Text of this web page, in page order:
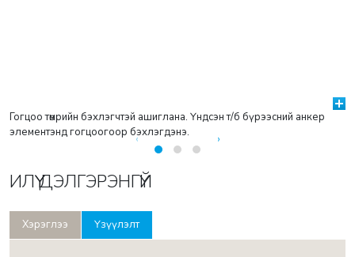
‹ ›
Гогцоо төмрийн бэхлэгчтэй ашиглана. Үндсэн т/б бүрээсний анкер
элементэнд гогцоогоор бэхлэгдэнэ.
ИЛҮҮ ДЭЛГЭРЭНГҮЙ
Хэрэглээ Үзүүлэлт